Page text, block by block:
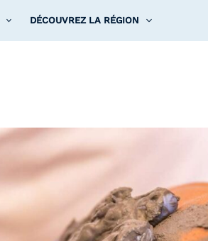
DÉCOUVREZ LA RÉGION